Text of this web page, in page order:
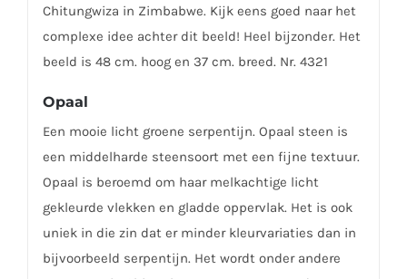
Chitungwiza in Zimbabwe. Kijk eens goed naar het
complexe idee achter dit beeld! Heel bijzonder. Het
beeld is 48 cm. hoog en 37 cm. breed. Nr. 4321
Opaal
Een mooie licht groene serpentijn. Opaal steen is
een middelharde steensoort met een fijne textuur.
Opaal is beroemd om haar melkachtige licht
gekleurde vlekken en gladde oppervlak. Het is ook
uniek in die zin dat er minder kleurvariaties dan in
bijvoorbeeld serpentijn. Het wordt onder andere